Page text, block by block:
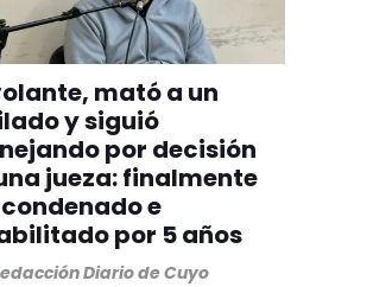
mató a un
y siguió
por decisión
jueza: finalmente
e
por 5 años
Diario de Cuyo